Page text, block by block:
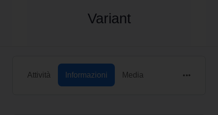
Variant
Attività Informazioni Media